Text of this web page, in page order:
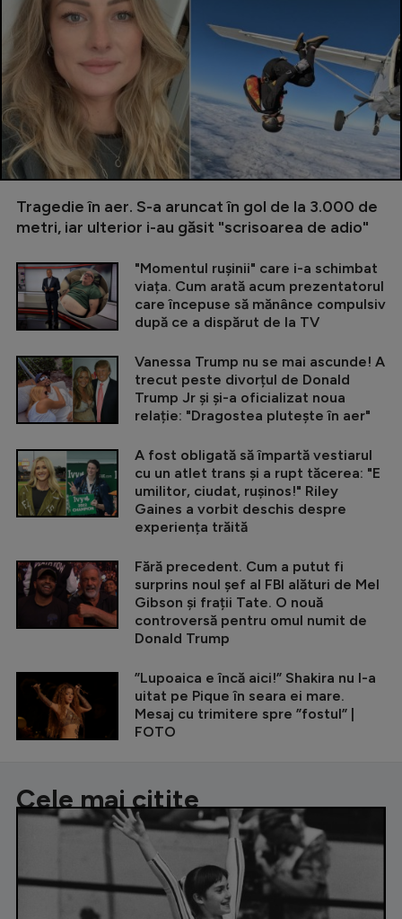
Tragedie în aer. S-a aruncat în gol de la 3.000 de
metri, iar ulterior i-au găsit "scrisoarea de adio"
"Momentul rușinii" care i-a schimbat
viața. Cum arată acum prezentatorul
care începuse să mănânce compulsiv
după ce a dispărut de la TV
Vanessa Trump nu se mai ascunde! A
trecut peste divorțul de Donald
Trump Jr și și-a oficializat noua
relație: "Dragostea plutește în aer"
A fost obligată să împartă vestiarul
cu un atlet trans și a rupt tăcerea: "E
umilitor, ciudat, rușinos!" Riley
Gaines a vorbit deschis despre
experiența trăită
Fără precedent. Cum a putut fi
surprins noul șef al FBI alături de Mel
Gibson și frații Tate. O nouă
controversă pentru omul numit de
Donald Trump
”Lupoaica e încă aici!” Shakira nu l-a
uitat pe Pique în seara ei mare.
Mesaj cu trimitere spre ”fostul” |
FOTO
Cele mai citite